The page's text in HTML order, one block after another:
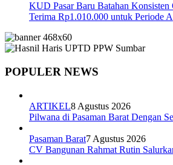
KUD Pasar Baru Batahan Konsisten
Terima Rp1.010.000 untuk Periode
POPULER NEWS
ARTIKEL8 Agustus 2026
Pilwana di Pasaman Barat Dengan
Pasaman Barat7 Agustus 2026
CV Bangunan Rahmat Rutin